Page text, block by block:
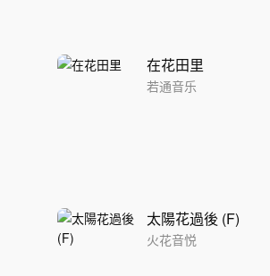
在花田里
若通音乐
太陽花過後 (F)
火花音悦